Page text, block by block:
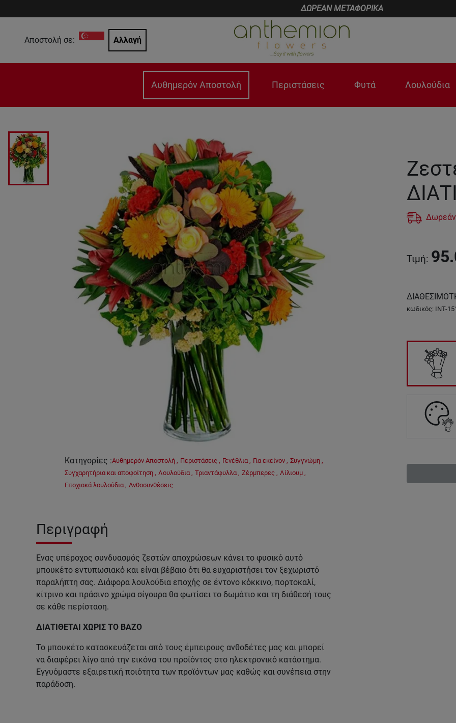
ΔΩΡΕΑΝ ΜΕΤΑΦΟΡΙΚΑ
Αποστολή σε: Αλλαγή
Αυθημερόν Αποστολή Περιστάσεις Φυτά Λουλούδια
Κατηγορίες :Αυθημερόν Αποστολή , Περιστάσεις , Γενέθλια , Για εκείνον , Συγγνώμη ,
Συγχαρητήρια και αποφοίτηση , Λουλούδια , Τριαντάφυλλα , Ζέρμπερες , Λίλιουμ ,
Εποχιακά λουλούδια , Ανθοσυνθέσεις
Περιγραφή
Ένας υπέροχος συνδυασμός ζεστών αποχρώσεων κάνει το φυσικό αυτό
μπουκέτο εντυπωσιακό και είναι βέβαιο ότι θα ευχαριστήσει τον ξεχωριστό
παραλήπτη σας. Διάφορα λουλούδια εποχής σε έντονο κόκκινο, πορτοκαλί,
κίτρινο και πράσινο χρώμα σίγουρα θα φωτίσει το δωμάτιο και τη διάθεσή τους
σε κάθε περίσταση.
ΔΙΑΤΙΘΕΤΑΙ ΧΩΡΙΣ ΤΟ ΒΑΖΟ
Το μπουκέτο κατασκευάζεται από τους έμπειρους ανθοδέτες μας και μπορεί
να διαφέρει λίγο από την εικόνα του προϊόντος στο ηλεκτρονικό κατάστημα.
Εγγυόμαστε εξαιρετική ποιότητα των προϊόντων μας καθώς και συνέπεια στην
παράδοση.
Τιμή:
κωδικός: INT-